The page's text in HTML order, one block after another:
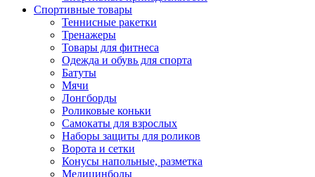
Спортивные товары
Теннисные ракетки
Тренажеры
Товары для фитнеса
Одежда и обувь для спорта
Батуты
Мячи
Лонгборды
Роликовые коньки
Самокаты для взрослых
Наборы защиты для роликов
Ворота и сетки
Конусы напольные, разметка
Медицинболы